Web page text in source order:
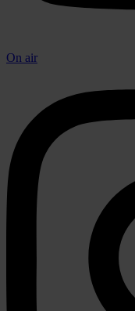
On air